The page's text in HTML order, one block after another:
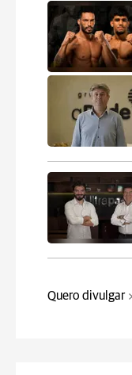
Quero divulgar